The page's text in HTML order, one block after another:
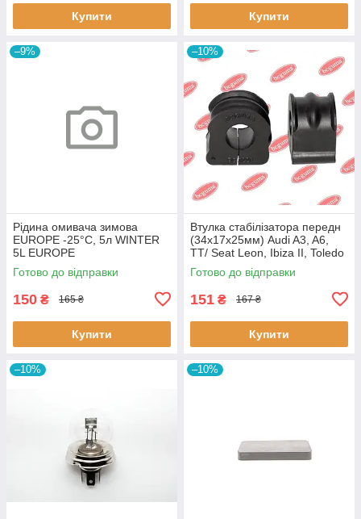
Купити Купити
–9%
Рідина омивача зимова
EUROPE -25°C, 5л WINTER
5L EUROPE
Готово до відправки
150 ₴ 165 ₴
Купити
–10%
Втулка стабілізатора передн
(34х17х25мм) Audi A3, A6,
TT/ Seat Leon, Ibiza II, Toledo
II (BC0226) BCGUMA BC0226
BC GUMA
Готово до відправки
151 ₴ 167 ₴
Купити
–10% –10%